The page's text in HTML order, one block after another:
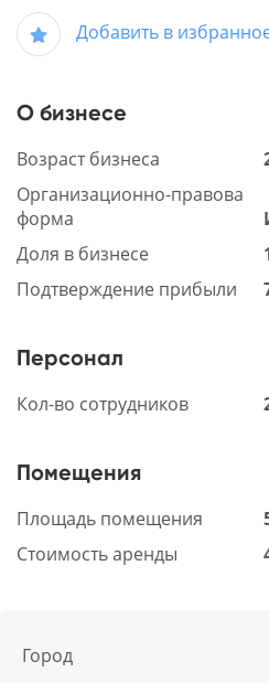
Добавить в
О бизнесе
Возраст бизнеса
Организационно-правова
форма
Доля в бизнесе
Подтверждение прибыли
Персонал
Кол-во сотрудников
Помещения
Площадь помещения
Стоимость аренды
Город